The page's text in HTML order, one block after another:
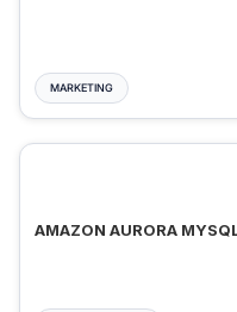
MARKETING
AMAZON AURORA